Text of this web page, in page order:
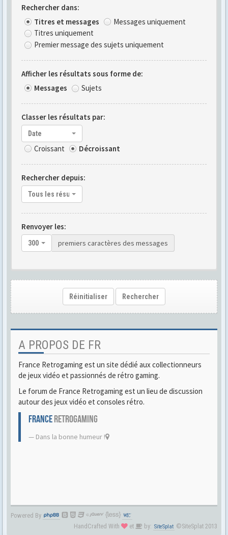
Rechercher dans:
Titres et messages
Messages uniquement
Titres uniquement
Premier message des sujets uniquement
Afficher les résultats sous forme de:
Messages
Sujets
Classer les résultats par:
Date
Croissant Décroissant
Rechercher depuis:
Tous les résultats
Renvoyer les:
300 premiers caractères des messages
Réinitialiser Rechercher
A PROPOS DE FR
France Retrogaming est un site dédié aux collectionneurs
de jeux vidéo et passionnés de rétro gaming.
Le forum de France Retrogaming est un lieu de discussion
autour des jeux vidéo et consoles rétro.
FRANCERETROGAMING
Dans la bonne humeur !
Powered By
HandCrafted With
et by: SiteSplat ©SiteSplat 2013